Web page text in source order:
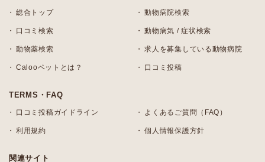
総合トップ 動物病院検索
口コミ検索 動物病気 / 症状検索
動物薬検索 求人を募集している動物病院
Calooペットとは？ 口コミ投稿
TERMS・FAQ
口コミ投稿ガイドライン よくあるご質問（FAQ）
利用規約 個人情報保護方針
関連サイト